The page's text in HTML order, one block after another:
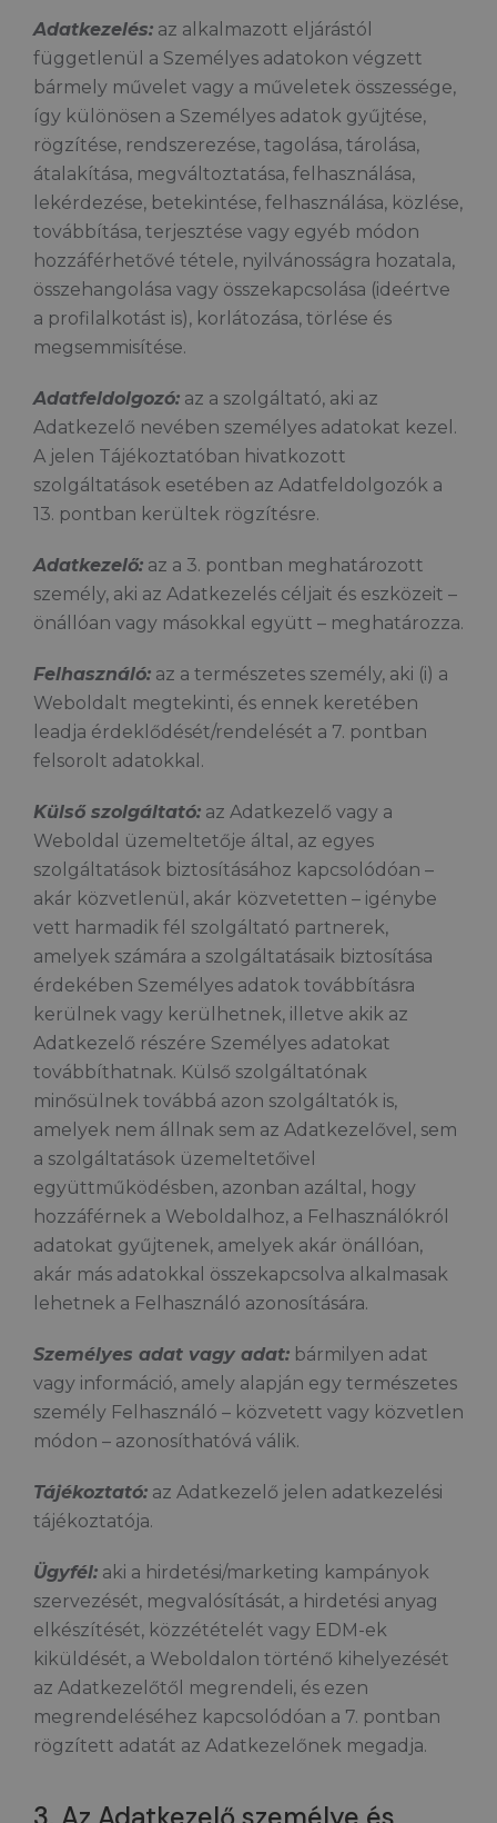
Adatkezelés: az alkalmazott eljárástól
függetlenül a Személyes adatokon végzett
bármely művelet vagy a műveletek összessége,
így különösen a Személyes adatok gyűjtése,
rögzítése, rendszerezése, tagolása, tárolása,
átalakítása, megváltoztatása, felhasználása,
lekérdezése, betekintése, felhasználása, közlése,
továbbítása, terjesztése vagy egyéb módon
hozzáférhetővé tétele, nyilvánosságra hozatala,
összehangolása vagy összekapcsolása (ideértve
a profilalkotást is), korlátozása, törlése és
megsemmisítése.
Adatfeldolgozó: az a szolgáltató, aki az
Adatkezelő nevében személyes adatokat kezel.
A jelen Tájékoztatóban hivatkozott
szolgáltatások esetében az Adatfeldolgozók a
13. pontban kerültek rögzítésre.
Adatkezelő: az a 3. pontban meghatározott
személy, aki az Adatkezelés céljait és eszközeit –
önállóan vagy másokkal együtt – meghatározza.
Felhasználó: az a természetes személy, aki (i) a
Weboldalt megtekinti, és ennek keretében
leadja érdeklődését/rendelését a 7. pontban
felsorolt adatokkal.
Külső szolgáltató: az Adatkezelő vagy a
Weboldal üzemeltetője által, az egyes
szolgáltatások biztosításához kapcsolódóan –
akár közvetlenül, akár közvetetten – igénybe
vett harmadik fél szolgáltató partnerek,
amelyek számára a szolgáltatásaik biztosítása
érdekében Személyes adatok továbbításra
kerülnek vagy kerülhetnek, illetve akik az
Adatkezelő részére Személyes adatokat
továbbíthatnak. Külső szolgáltatónak
minősülnek továbbá azon szolgáltatók is,
amelyek nem állnak sem az Adatkezelővel, sem
a szolgáltatások üzemeltetőivel
együttműködésben, azonban azáltal, hogy
hozzáférnek a Weboldalhoz, a Felhasználókról
adatokat gyűjtenek, amelyek akár önállóan,
akár más adatokkal összekapcsolva alkalmasak
lehetnek a Felhasználó azonosítására.
Személyes adat vagy adat: bármilyen adat
vagy információ, amely alapján egy természetes
személy Felhasználó – közvetett vagy közvetlen
módon – azonosíthatóvá válik.
Tájékoztató: az Adatkezelő jelen adatkezelési
tájékoztatója.
Ügyfél: aki a hirdetési/marketing kampányok
szervezését, megvalósítását, a hirdetési anyag
elkészítését, közzétételét vagy EDM-ek
kiküldését, a Weboldalon történő kihelyezését
az Adatkezelőtől megrendeli, és ezen
megrendeléséhez kapcsolódóan a 7. pontban
rögzített adatát az Adatkezelőnek megadja.